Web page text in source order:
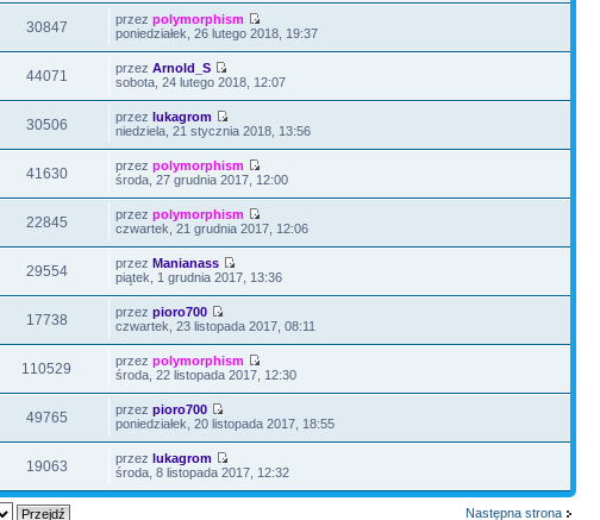
30847 przezpolymorphism
poniedziałek, 26 lutego 2018, 19:37
44071 przezArnold_S
sobota, 24 lutego 2018, 12:07
30506 przezlukagrom
niedziela, 21 stycznia 2018, 13:56
41630 przezpolymorphism
środa, 27 grudnia 2017, 12:00
22845 przezpolymorphism
czwartek, 21 grudnia 2017, 12:06
29554 przezManianass
piątek, 1 grudnia 2017, 13:36
17738 przezpioro700
czwartek, 23 listopada 2017, 08:11
110529 przezpolymorphism
środa, 22 listopada 2017, 12:30
49765 przezpioro700
poniedziałek, 20 listopada 2017, 18:55
19063 przezlukagrom
środa, 8 listopada 2017, 12:32
Następna strona